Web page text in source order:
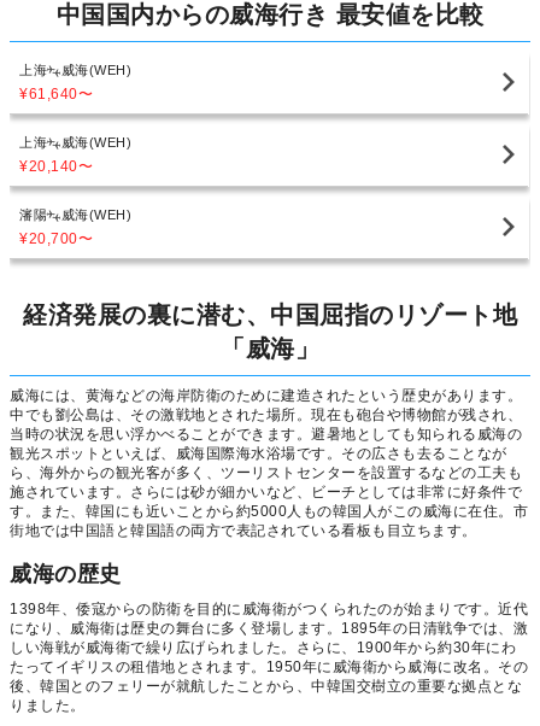
中国国内からの威海行き 最安値を比較
上海 威海(WEH)
¥61,640〜
上海 威海(WEH)
¥20,140〜
瀋陽 威海(WEH)
¥20,700〜
経済発展の裏に潜む、中国屈指のリゾート地
「威海」
威海には、黄海などの海岸防衛のために建造されたという歴史があります。
中でも劉公島は、その激戦地とされた場所。現在も砲台や博物館が残され、
当時の状況を思い浮かべることができます。避暑地としても知られる威海の
観光スポットといえば、威海国際海水浴場です。その広さも去ることなが
ら、海外からの観光客が多く、ツーリストセンターを設置するなどの工夫も
施されています。さらには砂が細かいなど、ビーチとしては非常に好条件で
す。また、韓国にも近いことから約5000人もの韓国人がこの威海に在住。市
街地では中国語と韓国語の両方で表記されている看板も目立ちます。
威海の歴史
1398年、倭寇からの防衛を目的に威海衛がつくられたのが始まりです。近代
になり、威海衛は歴史の舞台に多く登場します。1895年の日清戦争では、激
しい海戦が威海衛で繰り広げられました。さらに、1900年から約30年にわ
たってイギリスの租借地とされます。1950年に威海衛から威海に改名。その
後、韓国とのフェリーが就航したことから、中韓国交樹立の重要な拠点とな
りました。